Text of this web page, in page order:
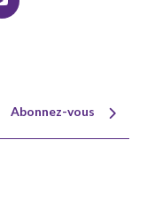
Youtube
Abonnez-vous